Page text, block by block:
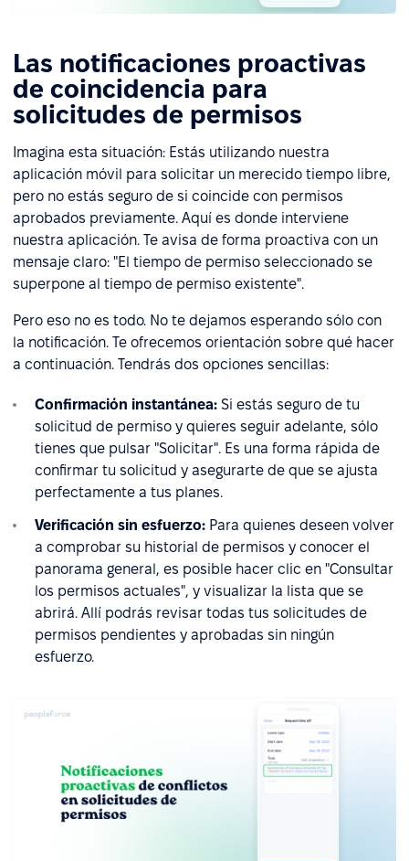
Las notificaciones proactivas
de coincidencia para
solicitudes de permisos
Imagina esta situación: Estás utilizando nuestra
aplicación móvil para solicitar un merecido tiempo libre,
pero no estás seguro de si coincide con permisos
aprobados previamente. Aquí es donde interviene
nuestra aplicación. Te avisa de forma proactiva con un
mensaje claro: "El tiempo de permiso seleccionado se
superpone al tiempo de permiso existente".
Pero eso no es todo. No te dejamos esperando sólo con
la notificación. Te ofrecemos orientación sobre qué hacer
a continuación. Tendrás dos opciones sencillas:
Confirmación instantánea: Si estás seguro de tu
solicitud de permiso y quieres seguir adelante, sólo
tienes que pulsar "Solicitar". Es una forma rápida de
confirmar tu solicitud y asegurarte de que se ajusta
perfectamente a tus planes.
Verificación sin esfuerzo: Para quienes deseen volver
a comprobar su historial de permisos y conocer el
panorama general, es posible hacer clic en "Consultar
los permisos actuales", y visualizar la lista que se
abrirá. Allí podrás revisar todas tus solicitudes de
permisos pendientes y aprobadas sin ningún
esfuerzo.